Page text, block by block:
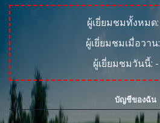
ผู้เยี่ยมชมทั้งหมด:
ผู้เยี่ยมชมเมื่อวาน:
ผู้เยี่ยมชมวันนี้: -
บัญชีของฉัน